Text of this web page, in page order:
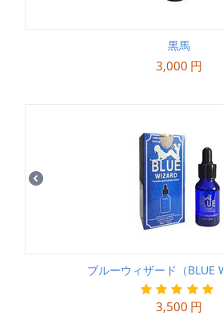
黒馬
3,000 円
ブルーウィザード（BLUE
3,500 円